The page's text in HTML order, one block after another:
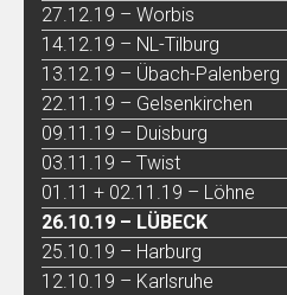
27.12.19 – Worbis
14.12.19 – NL-Tilburg
13.12.19 – Übach-Palenberg
22.11.19 – Gelsenkirchen
09.11.19 – Duisburg
03.11.19 – Twist
01.11 + 02.11.19 – Löhne
26.10.19 – LÜBECK
25.10.19 – Harburg
12.10.19 – Karlsruhe